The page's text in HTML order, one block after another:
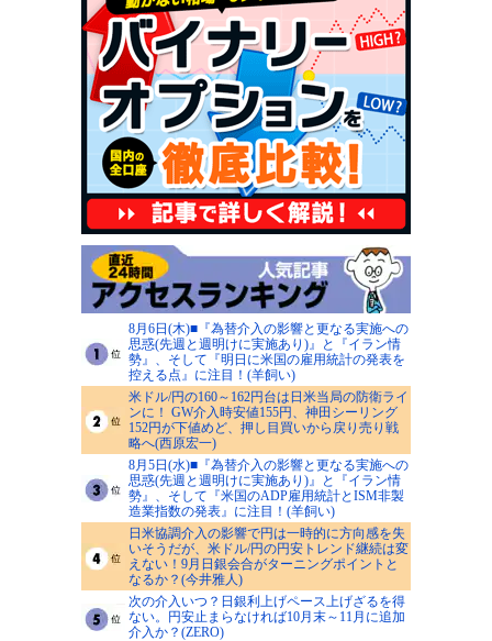
8月6日(木)■『為替介入の影響と更なる実施への
思惑(先週と週明けに実施あり)』と『イラン情
勢』、そして『明日に米国の雇用統計の発表を
控える点』に注目！(羊飼い)
米ドル/円の160～162円台は日米当局の防衛ライ
ンに！ GW介入時安値155円、神田シーリング
152円が下値めど、押し目買いから戻り売り戦
略へ(西原宏一)
8月5日(水)■『為替介入の影響と更なる実施への
思惑(先週と週明けに実施あり)』と『イラン情
勢』、そして『米国のADP雇用統計とISM非製
造業指数の発表』に注目！(羊飼い)
日米協調介入の影響で円は一時的に方向感を失
いそうだが、米ドル/円の円安トレンド継続は変
えない！9月日銀会合がターニングポイントと
なるか？(今井雅人)
次の介入いつ？日銀利上げペース上げざるを得
ない。円安止まらなければ10月末～11月に追加
介入か？(ZERO)